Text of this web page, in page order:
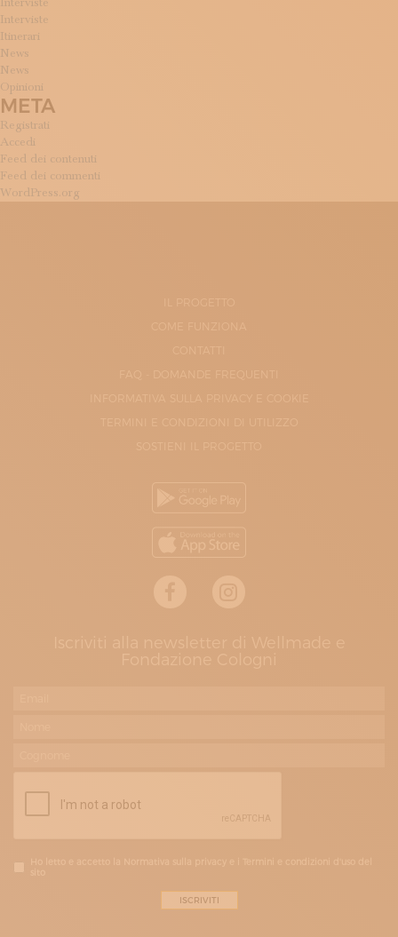
Interviste
Itinerari
News
News
Opinioni
META
Registrati
Accedi
Feed dei contenuti
Feed dei commenti
WordPress.org